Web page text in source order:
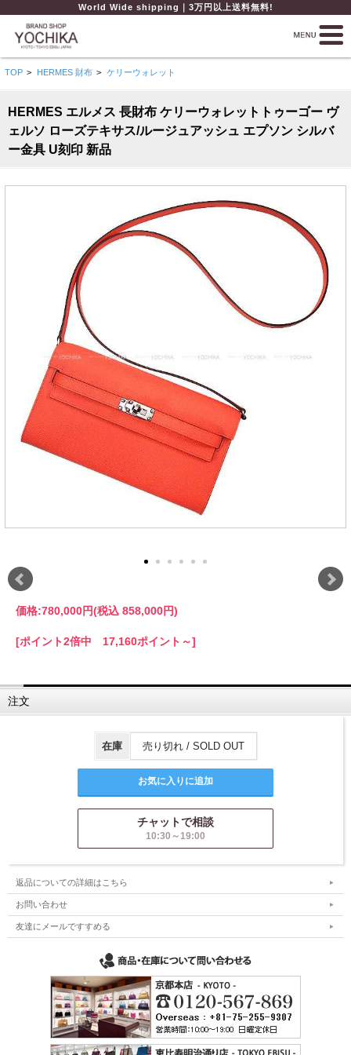
World Wide shipping｜3万円以上送料無料!
TOP > HERMES 財布 > ケリーウォレット
HERMES エルメス 長財布 ケリーウォレットトゥーゴー ヴ
ェルソ ローズテキサス/ルージュアッシュ エプソン シルバ
ー金具 U刻印 新品
価格:780,000円(税込 858,000円)
[ポイント2倍中 17,160ポイント～]
注文
在庫 売り切れ / SOLD OUT
チャットで相談
10:30～19:00
返品についての詳細はこちら
お問い合わせ
友達にメールですすめる